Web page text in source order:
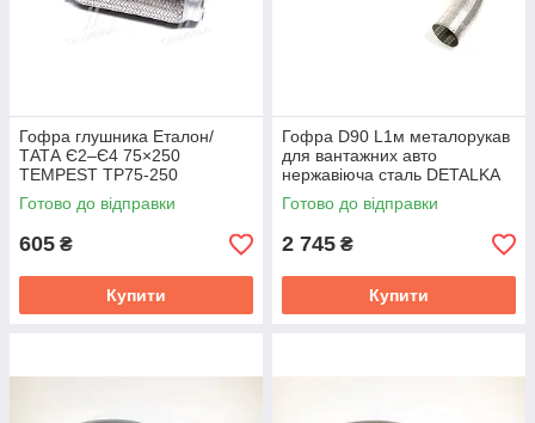
Гофра глушника Еталон/
ТАТА Є2–Є4 75×250
TEMPEST TP75-250
Готово до відправки
605 ₴
Купити
Гофра D90 L1м металорукав
для вантажних авто
нержавіюча сталь DETALKA
РМВ 90×1000
Готово до відправки
2 745 ₴
Купити